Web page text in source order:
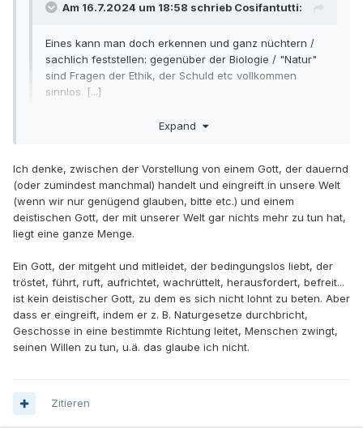
Am 16.7.2024 um 18:58 schrieb Cosifantutti:
Eines kann man doch erkennen und ganz nüchtern /
sachlich feststellen: gegenüber der Biologie / "Natur"
sind Fragen der Ethik, der Schuld etc vollkommen
sinnlos. [...]
Das klingt für mich nach einer modernen Form des Deismus.
Expand
Ich denke, zwischen der Vorstellung von einem Gott, der dauernd
(oder zumindest manchmal) handelt und eingreift in unsere Welt
(wenn wir nur genügend glauben, bitte etc.) und einem
deistischen Gott, der mit unserer Welt gar nichts mehr zu tun hat,
liegt eine ganze Menge.
Ein Gott, der mitgeht und mitleidet, der bedingungslos liebt, der
tröstet, führt, ruft, aufrichtet, wachrüttelt, herausfordert, befreit...
ist kein deistischer Gott, zu dem es sich nicht lohnt zu beten. Aber
dass er eingreift, indem er z. B. Naturgesetze durchbricht,
Geschosse in eine bestimmte Richtung leitet, Menschen zwingt,
seinen Willen zu tun, u.ä. das glaube ich nicht.
Zitieren